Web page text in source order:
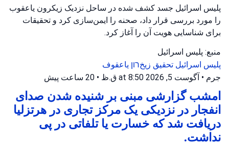
پلیس اسرائیل جسد کشف شده در ساحل نزدیک زیکرون یاعقوب
را مورد بررسی قرار داد، صحنه را ایمن‌سازی کرد و تحقیقات
برای شناسایی هویت آن را آغاز کرد.
منبع: پلیس اسرائیل
پلیس اسرائیل تحقیق زیخרון یاعقوف
جرم • آگوست 5, 2026 at 8:50 ق.ظ • 20 ساعت پیش
امشب گزارشی مبنی بر شنیده شدن صدای
انفجار در نزدیکی یک مرکز تجاری در هرتزلیا
دریافت شد که خسارت یا تلفاتی در پی
نداشت.